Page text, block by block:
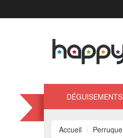
DÉGUISEMENTS
Accueil Perruque